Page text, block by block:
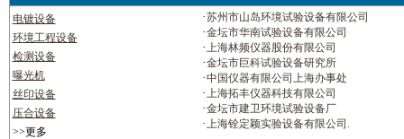
电镀设备
环境工程设备
检测设备
曝光机
丝印设备
压合设备
>>更多
·苏州市山岛环境试验设备有限公司
·金坛市华南试验设备有限公司
·上海林频仪器股份有限公司
·金坛市巨科试验设备研究所
·中国仪器有限公司上海办事处
·上海拓丰仪器科技有限公司
·金坛市建卫环境试验设备厂
·上海铨定颖实验设备有限公司.